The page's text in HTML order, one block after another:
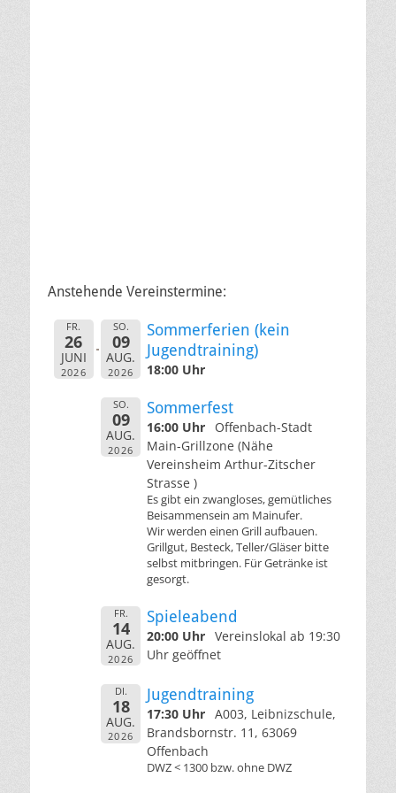
Anstehende Vereinstermine:
FR.
26
JUNI
2026
SO.
09
AUG.
2026
Sommerferien (kein
Jugendtraining)
18:00 Uhr
SO.
09
AUG.
2026
Sommerfest
16:00 Uhr
Offenbach-Stadt
Main-Grillzone (Nähe
Vereinsheim Arthur-Zitscher
Strasse )
Es gibt ein zwangloses, gemütliches
Beisammensein am Mainufer.
Wir werden einen Grill aufbauen.
Grillgut, Besteck, Teller/Gläser bitte
selbst mitbringen. Für Getränke ist
gesorgt.
FR.
14
AUG.
2026
Spieleabend
20:00 Uhr Vereinslokal ab 19:30
Uhr geöffnet
DI.
18
AUG.
2026
Jugendtraining
17:30 Uhr A003, Leibnizschule,
Brandsbornstr. 11, 63069
Offenbach
DWZ < 1300 bzw. ohne DWZ